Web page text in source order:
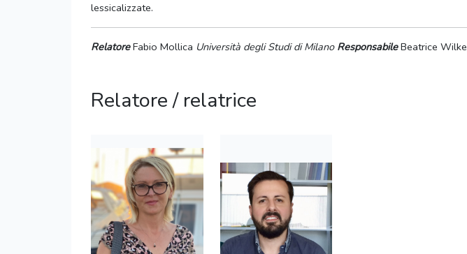
lessicalizzate.
RelatoreFabio Mollica Università degli Studi di Milano ResponsabileBeatrice Wilke
Relatore / relatrice